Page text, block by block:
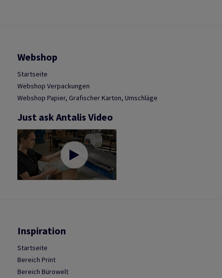
Webshop
Startseite
Webshop Verpackungen
Webshop Papier, Grafischer Karton, Umschläge
Just ask Antalis Video
Inspiration
Startseite
Bereich Print
Bereich Bürowelt